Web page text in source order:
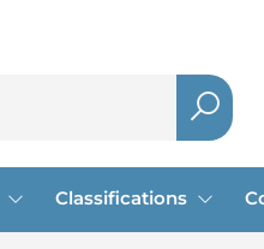
Classifications